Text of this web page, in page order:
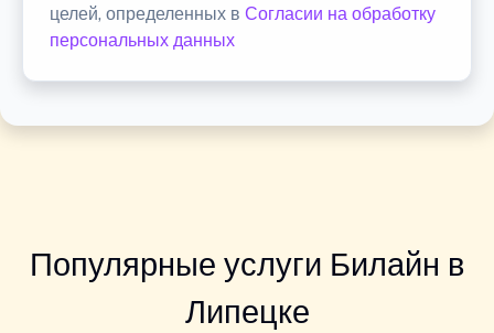
целей, определенных в Согласии на обработку
персональных данных
Популярные услуги Билайн в
Липецке